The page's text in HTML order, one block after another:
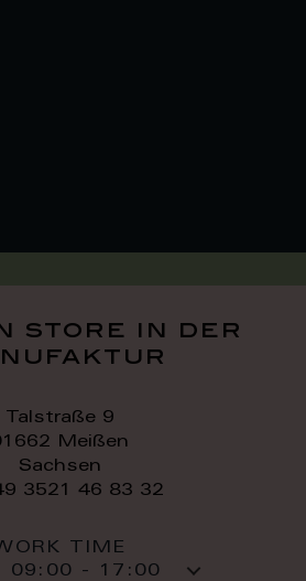
store in der
Talstraße 9
Meißen
Sachsen
3521 46 83 32
TIME
09:00 - 17:00